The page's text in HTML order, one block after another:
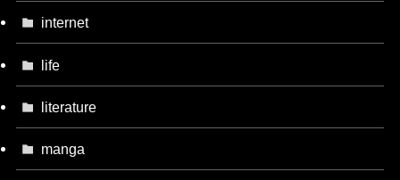
internet
life
literature
manga